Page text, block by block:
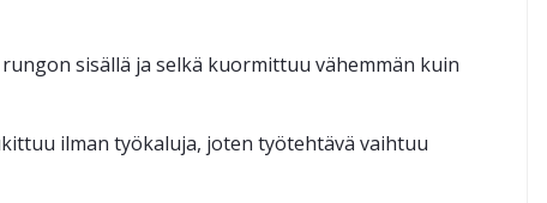
sisällä ja selkä kuormittuu vähemmän kuin
ilman työkaluja, joten työtehtävä vaihtuu